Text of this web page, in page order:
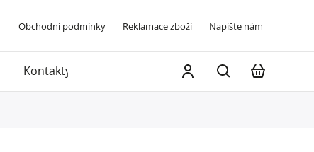
Obchodní podmínky Reklamace zboží Napište nám
Kontakty